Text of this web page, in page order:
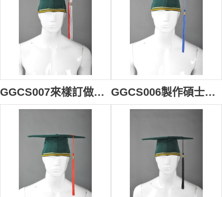
GGCS007來樣訂做帽穗垂繩 訂製雙色學士帽帽穗 訂印畢業帽流蘇 畢業帽流蘇供應商 GGCS006製作碩士帽帽穗 訂製團體畢業帽流蘇 設計畢業帽專用流蘇 畢業帽流蘇製造商